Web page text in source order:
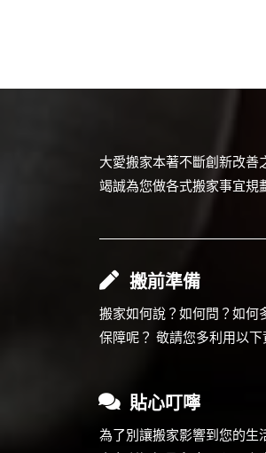
大愛搬家本著不斷創新改善
竭誠為您做各式搬家事宜規
搬前準備
搬家如何說？如何問？如何
保障呢？ 敬請您多利用以
貼心叮嚀
為了別讓搬家影響到您的生